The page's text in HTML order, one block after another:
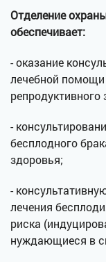
Отделение
обеспечивает:
- оказание
лечебной
репродуктивного
-
бесплодного
здоровья;
-
лечения
риска
нуждающиеся в